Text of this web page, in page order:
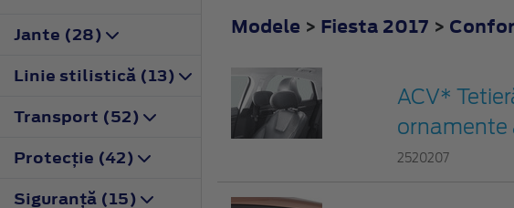
Jante (28)
Linie stilistică (13)
Transport (52)
Protecţie (42)
Siguranţă (15)
Modele > Fiesta 2017 >
ACV*
ornamente
2520207